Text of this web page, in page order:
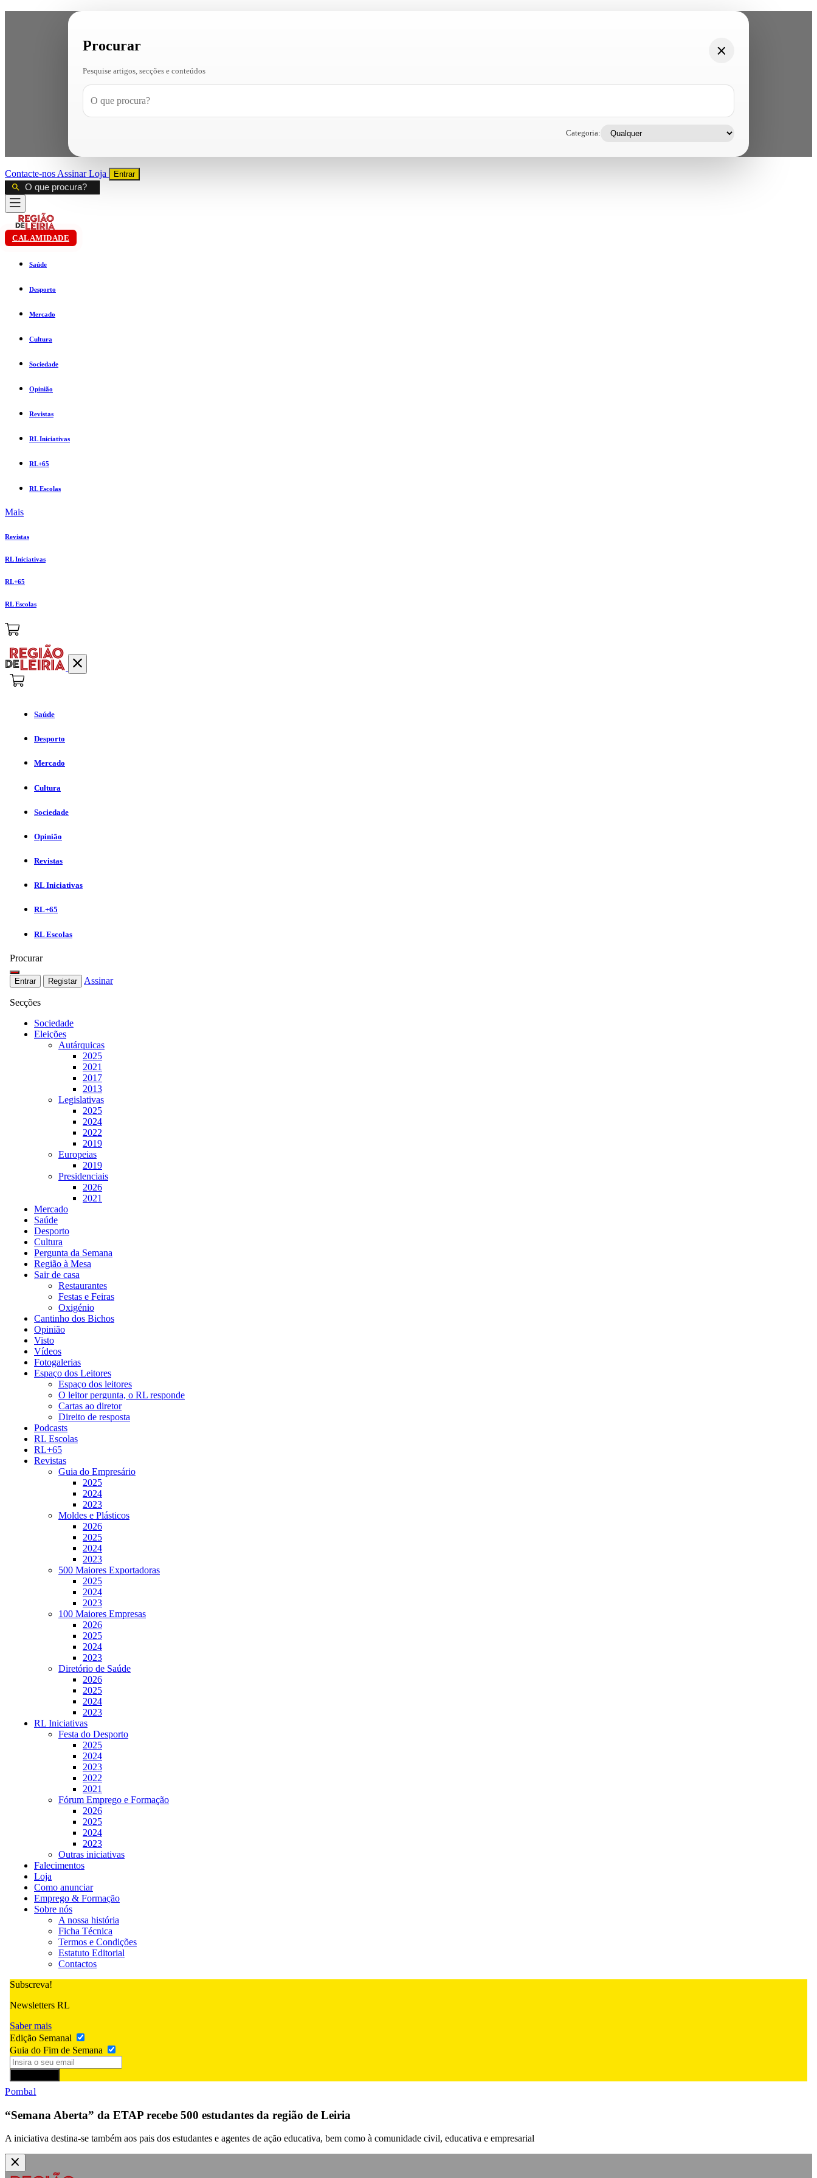
Procurar
Pesquise artigos, secções e conteúdos
Categoria:
Contacte-nos AssinarLoja Entrar
CALAMIDADE
Saúde
Desporto
Mercado
Cultura
Sociedade
Opinião
Revistas
RL Iniciativas
RL+65
RL Escolas
Mais
Revistas
RL Iniciativas
RL+65
RL Escolas
Saúde
Desporto
Mercado
Cultura
Sociedade
Opinião
Revistas
RL Iniciativas
RL+65
RL Escolas
Procurar
Entrar Registar Assinar
Secções
Sociedade
Eleições
Autárquicas
2025
2021
2017
2013
Legislativas
2025
2024
2022
2019
Europeias
2019
Presidenciais
2026
2021
Mercado
Saúde
Desporto
Cultura
Pergunta da Semana
Região à Mesa
Sair de casa
Restaurantes
Festas e Feiras
Oxigénio
Cantinho dos Bichos
Opinião
Visto
Vídeos
Fotogalerias
Espaço dos Leitores
Espaço dos leitores
O leitor pergunta, o RL responde
Cartas ao diretor
Direito de resposta
Podcasts
RL Escolas
RL+65
Revistas
Guia do Empresário
2025
2024
2023
Moldes e Plásticos
2026
2025
2024
2023
500 Maiores Exportadoras
2025
2024
2023
100 Maiores Empresas
2026
2025
2024
2023
Diretório de Saúde
2026
2025
2024
2023
RL Iniciativas
Festa do Desporto
2025
2024
2023
2022
2021
Fórum Emprego e Formação
2026
2025
2024
2023
Outras iniciativas
Falecimentos
Loja
Como anunciar
Emprego & Formação
Sobre nós
A nossa história
Ficha Técnica
Termos e Condições
Estatuto Editorial
Contactos
Subscreva!
Newsletters RL
Saber mais
Edição Semanal
Guia do Fim de Semana
Pombal
“Semana Aberta” da ETAP recebe 500 estudantes da região de Leiria
A iniciativa destina-se também aos pais dos estudantes e agentes de ação educativa, bem como à comunidade civil, educativa e empresarial